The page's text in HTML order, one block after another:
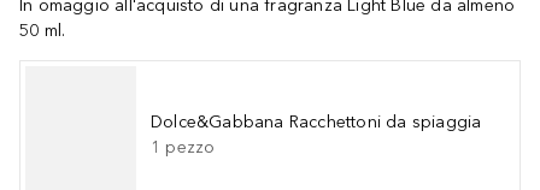
In omaggio all'acquisto di una fragranza Light Blue da almeno
50 ml.
Dolce&Gabbana Racchettoni da spiaggia
1 pezzo